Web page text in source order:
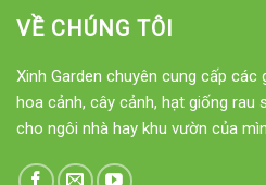
VỀ CHÚNG TÔI
Xinh Garden chuyên cung cấp các
hoa cảnh, cây cảnh, hạt giống rau
cho ngôi nhà hay khu vườn của